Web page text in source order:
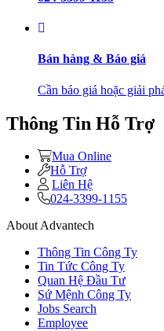
Bán hàng & Báo giá
Cần báo giá hoặc giải
Thông Tin Hỗ Trợ
Mua Online
Hỗ Trợ
Liên Hệ
024-3399-1155
About Advantech
Thông Tin Công Ty
Tin Tức Công Ty
Quan Hệ Đầu Tư
Sứ Mệnh Công Ty
Jobs Search
Employee